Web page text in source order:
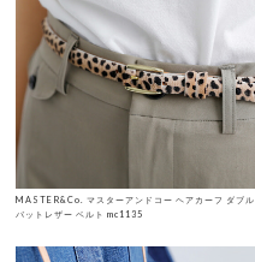
MASTER&Co. マスターアンドコー ヘアカーフ ダブル
バットレザー ベルト mc1135